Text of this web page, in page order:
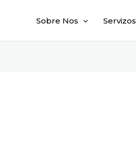
Sobre Nos Servizos